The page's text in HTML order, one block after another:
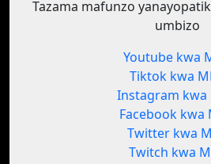
Tazama mafunzo
umbizo
Youtube kwa
Tiktok kwa
Instagram kwa
Facebook kwa
Twitter kwa
Twitch kwa